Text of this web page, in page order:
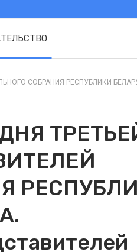
СОБРАНИЯ РЕСПУБЛИКИ